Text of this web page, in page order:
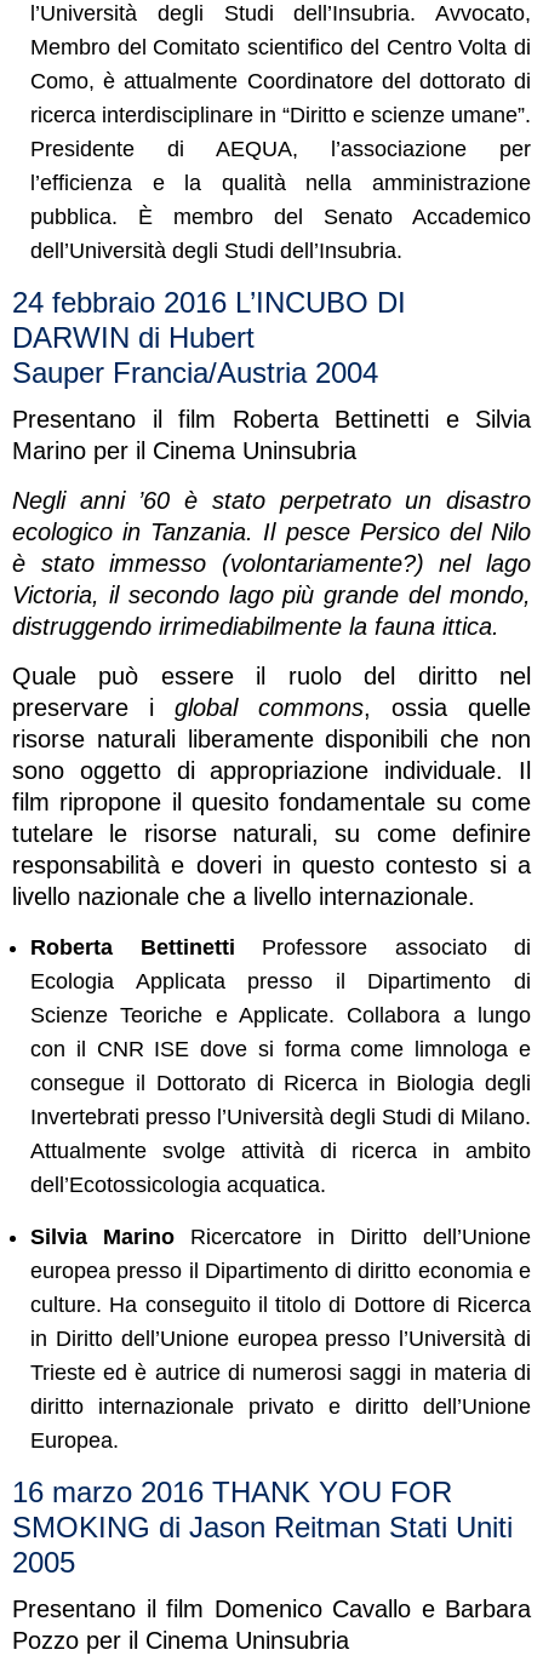
l’Università degli Studi dell’Insubria. Avvocato,
Membro del Comitato scientifico del Centro Volta di
Como, è attualmente Coordinatore del dottorato di
ricerca interdisciplinare in “Diritto e scienze umane”.
Presidente di AEQUA, l’associazione per
l’efficienza e la qualità nella amministrazione
pubblica. È membro del Senato Accademico
dell’Università degli Studi dell’Insubria.
24 febbraio 2016 L’INCUBO DI
DARWIN di Hubert
Sauper Francia/Austria 2004
Presentano il film Roberta Bettinetti e Silvia
Marino per il Cinema Uninsubria
Negli anni ’60 è stato perpetrato un disastro
ecologico in Tanzania. Il pesce Persico del Nilo
è stato immesso (volontariamente?) nel lago
Victoria, il secondo lago più grande del mondo,
distruggendo irrimediabilmente la fauna ittica.
Quale può essere il ruolo del diritto nel
preservare i global commons, ossia quelle
risorse naturali liberamente disponibili che non
sono oggetto di appropriazione individuale. Il
film ripropone il quesito fondamentale su come
tutelare le risorse naturali, su come definire
responsabilità e doveri in questo contesto si a
livello nazionale che a livello internazionale.
Roberta Bettinetti Professore associato di
Ecologia Applicata presso il Dipartimento di
Scienze Teoriche e Applicate. Collabora a lungo
con il CNR ISE dove si forma come limnologa e
consegue il Dottorato di Ricerca in Biologia degli
Invertebrati presso l’Università degli Studi di Milano.
Attualmente svolge attività di ricerca in ambito
dell’Ecotossicologia acquatica.
Silvia Marino Ricercatore in Diritto dell’Unione
europea presso il Dipartimento di diritto economia e
culture. Ha conseguito il titolo di Dottore di Ricerca
in Diritto dell’Unione europea presso l’Università di
Trieste ed è autrice di numerosi saggi in materia di
diritto internazionale privato e diritto dell’Unione
Europea.
16 marzo 2016 THANK YOU FOR
SMOKING di Jason Reitman Stati Uniti
2005
Presentano il film Domenico Cavallo e Barbara
Pozzo per il Cinema Uninsubria